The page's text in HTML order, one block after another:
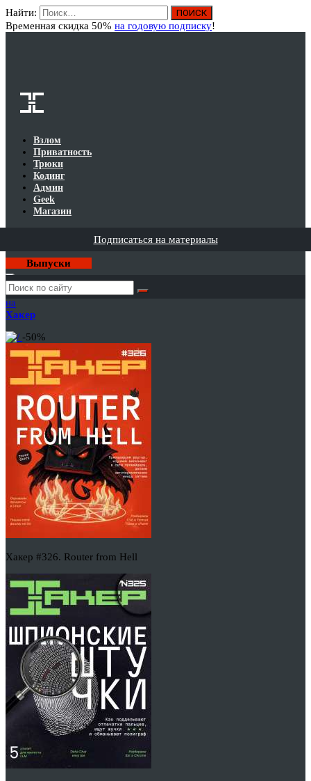
Найти:
Временная скидка 50% на годовую подписку!
Взлом
Приватность
Трюки
Кодинг
Админ
Geek
Магазин
Подписаться на материалы
Выпуски
Годовая
подписка
на
Хакер
-50%
Хакер #326. Router from Hell